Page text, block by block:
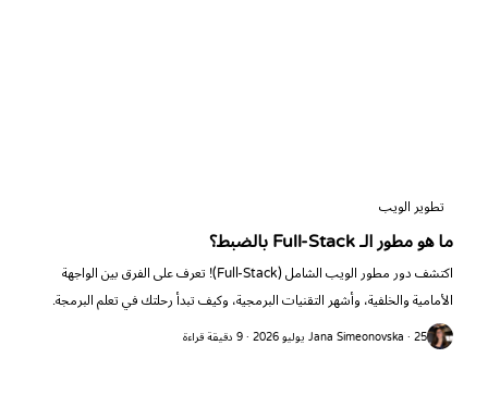
تطوير الويب
ما هو مطور الـ Full-Stack بالضبط؟
اكتشف دور مطور الويب الشامل (Full-Stack)! تعرف على الفرق بين الواجهة
الأمامية والخلفية، وأشهر التقنيات البرمجية، وكيف تبدأ رحلتك في تعلم البرمجة.
Jana Simeonovska · 25 يوليو 2026 · 9 دقيقة قراءة